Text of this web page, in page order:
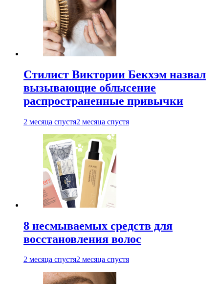
Стилист Виктории Бекхэм назвал
вызывающие облысение
распространенные привычки
2 месяца спустя2 месяца спустя
8 несмываемых средств для
восстановления волос
2 месяца спустя2 месяца спустя